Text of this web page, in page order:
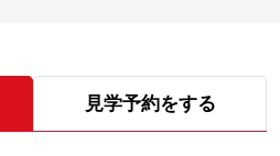
見学予約をする